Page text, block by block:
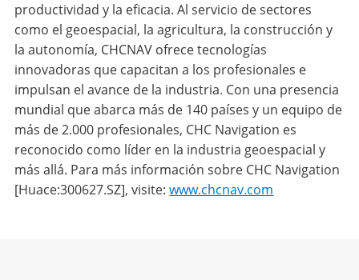
productividad y la eficacia. Al servicio de sectores
como el geoespacial, la agricultura, la construcción y
la autonomía, CHCNAV ofrece tecnologías
innovadoras que capacitan a los profesionales e
impulsan el avance de la industria. Con una presencia
mundial que abarca más de 140 países y un equipo de
más de 2.000 profesionales, CHC Navigation es
reconocido como líder en la industria geoespacial y
más allá. Para más información sobre CHC Navigation
[Huace:300627.SZ], visite:www.chcnav.com